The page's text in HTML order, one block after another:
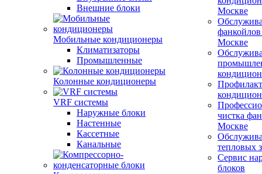
Внешние блоки
Мобильные кондиционеры
Климатизаторы
Промышленные
Колонные кондиционеры
VRF системы
Наружные блоки
Настенные
Кассетные
Канальные
Москве
Москве
чистка
Москве
тепловых
Сервис
блоков